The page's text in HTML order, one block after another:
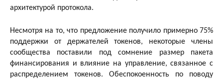
архитектурой протокола.
Несмотря на то, что предложение получило примерно 75%
поддержки от держателей токенов, некоторые члены
сообщества поставили под сомнение размер пакета
финансирования и влияние на управление, связанное с
распределением токенов. Обеспокоенность по поводу